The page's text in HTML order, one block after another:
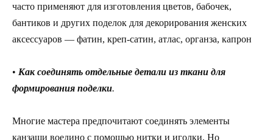
часто применяют для изготовления цветов, бабочек,
бантиков и других поделок для декорирования женских
аксессуаров — фатин, креп-сатин, атлас, органза, капрон
• Как соединять отдельные детали из ткани для
формирования поделки.
Многие мастера предпочитают соединять элементы
канзаши воедино с помощью нитки и иголки. Но